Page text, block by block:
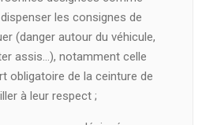
les consignes de
(danger autour du véhicule,
assis…), notamment celle
obligatoire de la ceinture de
à leur respect ;